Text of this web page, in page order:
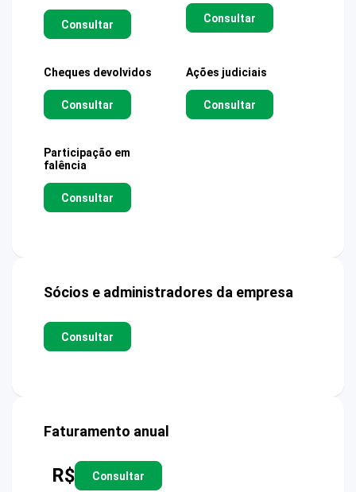
Consultar Consultar
Cheques devolvidos
Consultar
Ações judiciais
Consultar
Participação em
falência
Consultar
Sócios e administradores da empresa
Consultar
Faturamento anual
R$ Consultar